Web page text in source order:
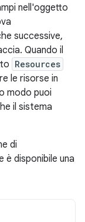
nell'oggetto
successive,
Quando il
Resources
le risorse in
modo puoi
il sistema
di
è disponibile una